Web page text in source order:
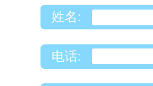
姓名:
电话: